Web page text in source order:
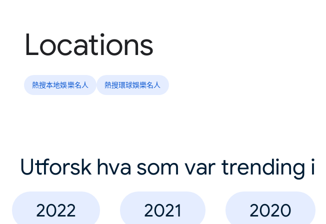
Locations
熱搜本地娛樂名人 熱搜環球娛樂名人
Utforsk hva som var trending i
2022 2021 2020